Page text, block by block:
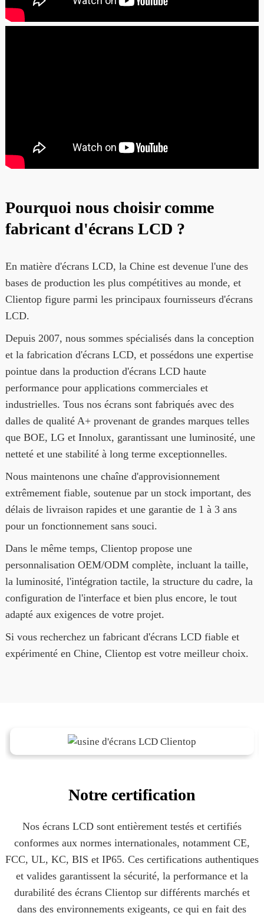
Pourquoi nous choisir comme
fabricant d'écrans LCD ?
En matière d'écrans LCD, la Chine est devenue l'une des
bases de production les plus compétitives au monde, et
Clientop figure parmi les principaux fournisseurs d'écrans
LCD.
Depuis 2007, nous sommes spécialisés dans la conception
et la fabrication d'écrans LCD, et possédons une expertise
pointue dans la production d'écrans LCD haute
performance pour applications commerciales et
industrielles. Tous nos écrans sont fabriqués avec des
dalles de qualité A+ provenant de grandes marques telles
que BOE, LG et Innolux, garantissant une luminosité, une
netteté et une stabilité à long terme exceptionnelles.
Nous maintenons une chaîne d'approvisionnement
extrêmement fiable, soutenue par un stock important, des
délais de livraison rapides et une garantie de 1 à 3 ans
pour un fonctionnement sans souci.
Dans le même temps, Clientop propose une
personnalisation OEM/ODM complète, incluant la taille,
la luminosité, l'intégration tactile, la structure du cadre, la
configuration de l'interface et bien plus encore, le tout
adapté aux exigences de votre projet.
Si vous recherchez un fabricant d'écrans LCD fiable et
expérimenté en Chine, Clientop est votre meilleur choix.
Notre certification
Nos écrans LCD sont entièrement testés et certifiés
conformes aux normes internationales, notamment CE,
FCC, UL, KC, BIS et IP65. Ces certifications authentiques
et valides garantissent la sécurité, la performance et la
durabilité des écrans Clientop sur différents marchés et
dans des environnements exigeants, ce qui en fait des